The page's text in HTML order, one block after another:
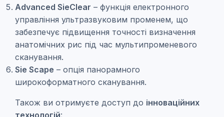
Advanced SieClear – функція електронного
управління ультразвуковим променем, що
забезпечує підвищення точності визначення
анатомічних рис під час мультипроменевого
сканування.
Sie Scape – опція панорамного
широкоформатного сканування.
Також ви отримуєте доступ до інноваційних
технологій: